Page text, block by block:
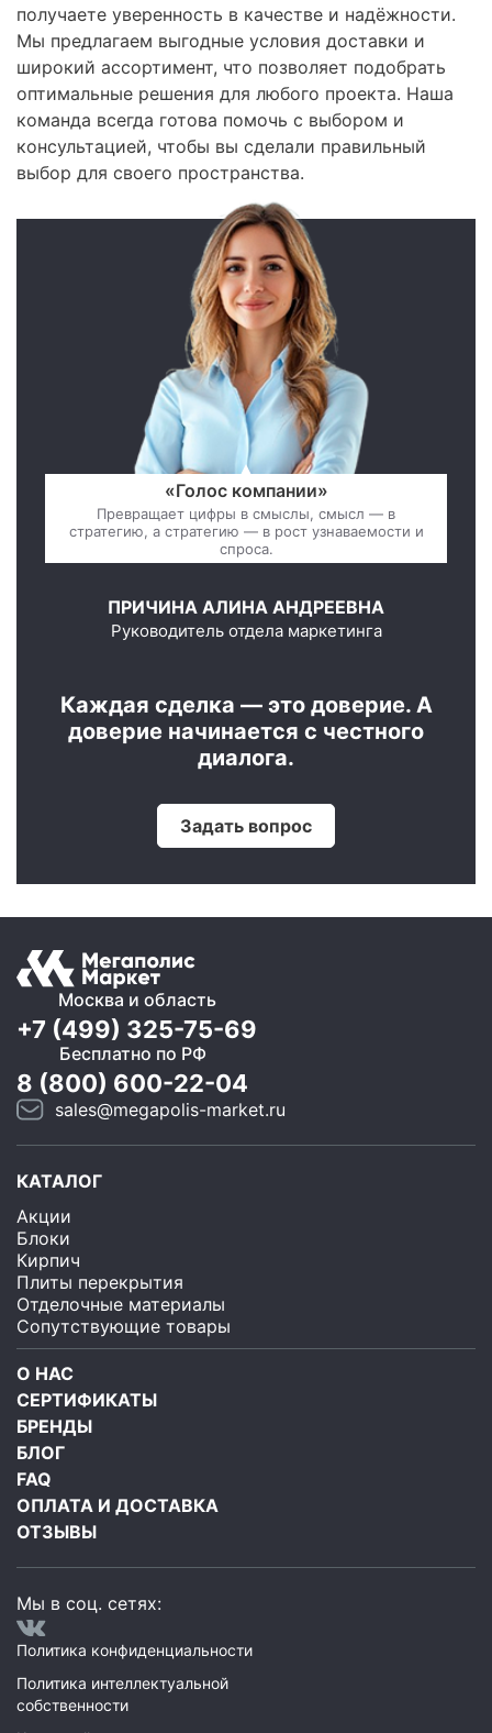
получаете уверенность в качестве и надёжности.
Мы предлагаем выгодные условия доставки и
широкий ассортимент, что позволяет подобрать
оптимальные решения для любого проекта. Наша
команда всегда готова помочь с выбором и
консультацией, чтобы вы сделали правильный
выбор для своего пространства.
«Голос компании»
Превращает цифры в смыслы, смысл — в
стратегию, а стратегию — в рост узнаваемости и
спроса.
ПРИЧИНА АЛИНА АНДРЕЕВНА
Руководитель отдела маркетинга
Каждая сделка — это доверие. А
доверие начинается с честного
диалога.
Задать вопрос
Москва и область
+7 (499) 325-75-69
Бесплатно по РФ
8 (800) 600-22-04
sales@megapolis-market.ru
КАТАЛОГ
Акции
Блоки
Кирпич
Плиты перекрытия
Отделочные материалы
Сопутствующие товары
О НАС
СЕРТИФИКАТЫ
БРЕНДЫ
БЛОГ
FAQ
ОПЛАТА И ДОСТАВКА
ОТЗЫВЫ
Мы в соц. сетях:
Политика конфиденциальности
Политика интеллектуальной
собственности